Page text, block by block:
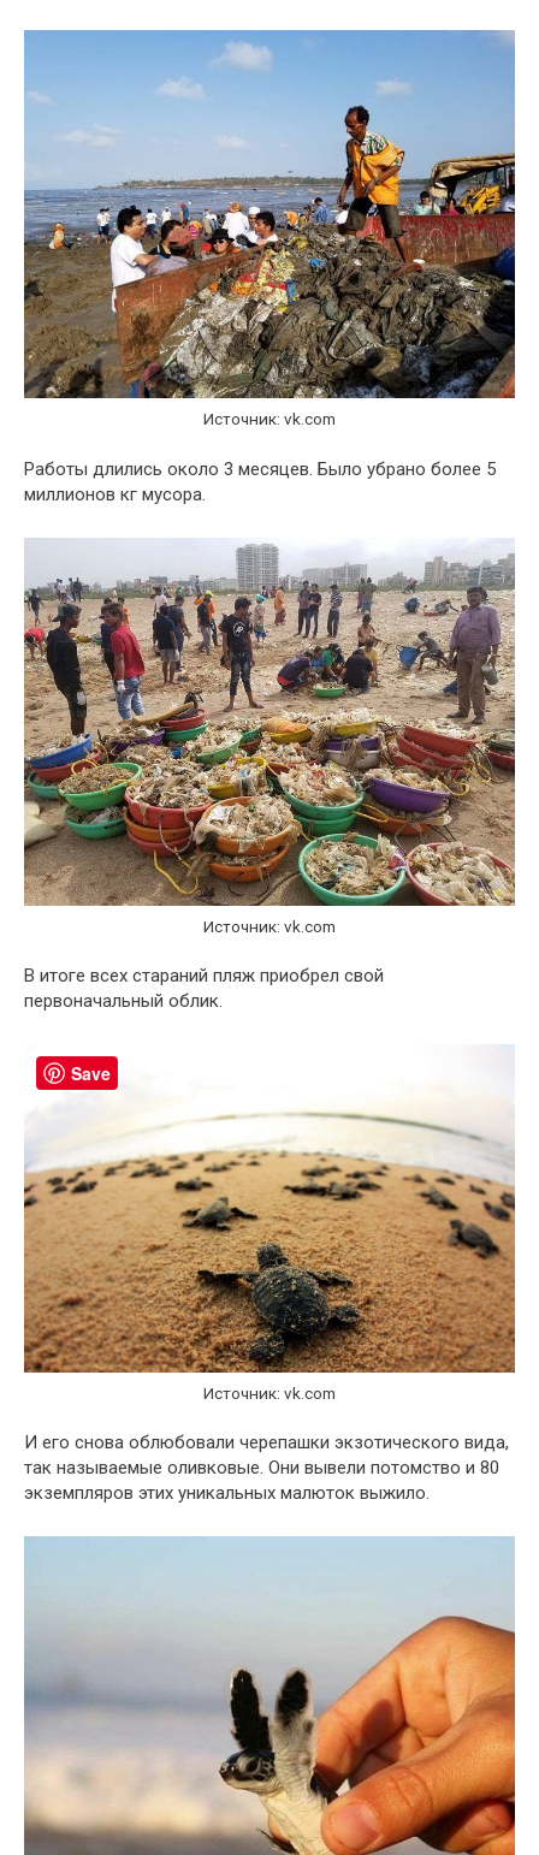
Источник: vk.com
Работы длились около 3 месяцев. Было убрано более 5
миллионов кг мусора.
Источник: vk.com
В итоге всех стараний пляж приобрел свой
первоначальный облик.
Источник: vk.com
И его снова облюбовали черепашки экзотического вида,
так называемые оливковые. Они вывели потомство и 80
экземпляров этих уникальных малюток выжило.
Save